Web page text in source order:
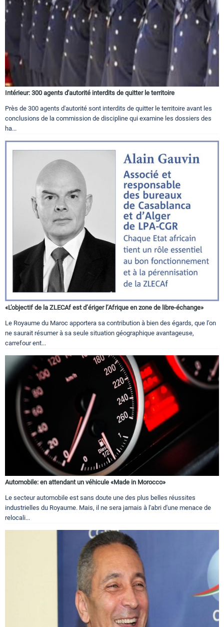
Intérieur: 300 agents d'autorité interdits de quitter le territoire
Près de 300 agents d'autorité sont interdits de quitter le territoire avant les
conclusions de la commission de discipline qui examine les dossiers des
ha...
«L’objectif de la ZLECAf est d’ériger l’Afrique en zone de libre-échange»
Le Royaume du Maroc apportera sa contribution à bien des égards, que l’on
ne saurait résumer à sa seule situation géographique avantageuse,
carrefour ent...
Automobile: en attendant un véhicule «Made in Morocco»
Le secteur automobile est sans doute une des plus belles réussites
industrielles du Royaume. Mais, il ne sera jamais à l'abri d'une menace de
relocali...